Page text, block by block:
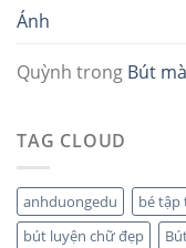
Ánh
Quỳnh trong Bút
TAG CLOUD
anhduongedu bé tập
bút luyện chữ đẹp